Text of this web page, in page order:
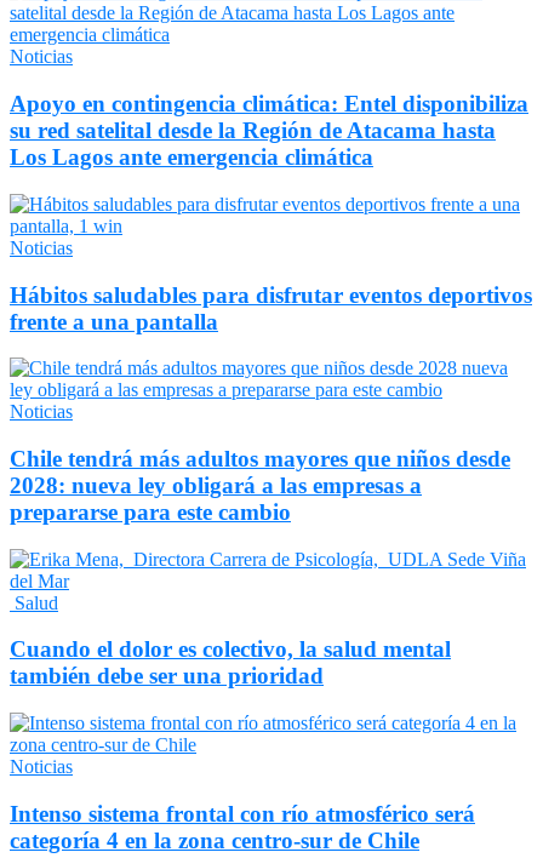
Noticias
Apoyo en contingencia climática: Entel disponibiliza
su red satelital desde la Región de Atacama hasta
Los Lagos ante emergencia climática
Noticias
Hábitos saludables para disfrutar eventos deportivos
frente a una pantalla
Noticias
Chile tendrá más adultos mayores que niños desde
2028: nueva ley obligará a las empresas a
prepararse para este cambio
Salud
Cuando el dolor es colectivo, la salud mental
también debe ser una prioridad
Noticias
Intenso sistema frontal con río atmosférico será
categoría 4 en la zona centro-sur de Chile